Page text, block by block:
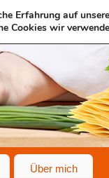
Über mich
Erfahrung auf
Cookies wir